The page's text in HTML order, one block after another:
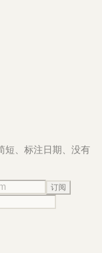
、标注日期、没有
订阅